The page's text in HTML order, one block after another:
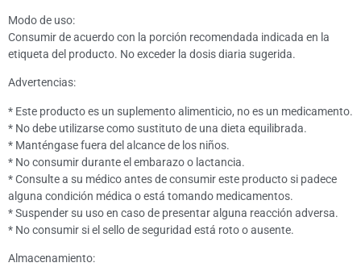
Modo de uso:
Consumir de acuerdo con la porción recomendada indicada en la
etiqueta del producto. No exceder la dosis diaria sugerida.
Advertencias:
* Este producto es un suplemento alimenticio, no es un medicamento.
* No debe utilizarse como sustituto de una dieta equilibrada.
* Manténgase fuera del alcance de los niños.
* No consumir durante el embarazo o lactancia.
* Consulte a su médico antes de consumir este producto si padece
alguna condición médica o está tomando medicamentos.
* Suspender su uso en caso de presentar alguna reacción adversa.
* No consumir si el sello de seguridad está roto o ausente.
Almacenamiento: